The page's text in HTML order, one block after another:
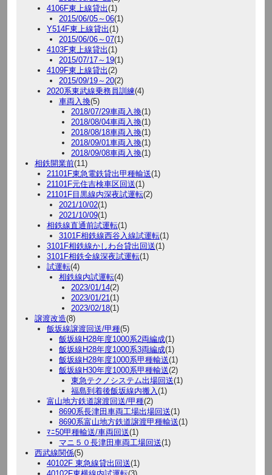
4106F東上線貸出(1)
2015/06/05～06(1)
Y514F東上線貸出(1)
2015/06/06～07(1)
4103F東上線貸出(1)
2015/07/17～19(1)
4109F東上線貸出(2)
2015/09/19～20(2)
2020系東武線乗務員訓練(4)
車両入換(5)
2018/07/29車両入換(1)
2018/08/04車両入換(1)
2018/08/18車両入換(1)
2018/09/01車両入換(1)
2018/09/08車両入換(1)
相鉄開業前(11)
21101F東急電鉄貸出甲種輸送(1)
21101F元住吉検車区回送(1)
21101F目黒線内深夜試運転(2)
2021/10/02(1)
2021/10/09(1)
相鉄線直通前試運転(1)
3101F相鉄線西谷入線試運転(1)
3101F相鉄線かしわ台貸出回送(1)
3101F相鉄全線深夜試運転(1)
試運転(4)
相鉄線内試運転(4)
2023/01/14(2)
2023/01/21 (1)
2023/02/18(1)
譲渡改造(8)
飯坂線譲渡回送/甲種(5)
飯坂線H28年度1000系2両編成(1)
飯坂線H28年度1000系3両編成(1)
飯坂線H28年度1000系甲種輸送(1)
飯坂線H30年度1000系甲種輸送(2)
東急テクノシステム出場回送(1)
福島到着後飯坂線内搬入 (1)
富山地方鉄道譲渡回送/甲種(2)
8690系長津田車両工場出場回送(1)
8690系富山地方鉄道譲渡甲種輸送(1)
ﾏﾆ50甲種輸送/車両回送(1)
マニ５０長津田車両工場回送(1)
西武線関係(5)
40102F 東急線貸出回送(1)